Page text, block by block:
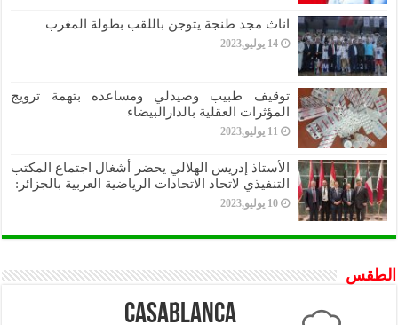
اناث مجد طنجة يتوجن باللقب بطولة المغرب
14 يوليو,2023
توقيف طبيب وصيدلي ومساعده بتهمة ترويج
المؤثرات العقلية بالدارالبيضاء
11 يوليو,2023
الأستاذ إدريس الهلالي يحضر أشغال اجتماع المكتب
التنفيذي لاتحاد الاتحادات الرياضية العربية بالجزائر:
10 يوليو,2023
الطقس
Casablanca